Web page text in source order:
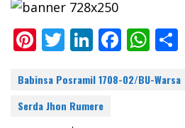
Pi
er
e
T
itt
er
Li
k
e
F
e
W
at ar
Babinsa Posramil 1708-02/BU-Warsa
Serda Jhon Rumere